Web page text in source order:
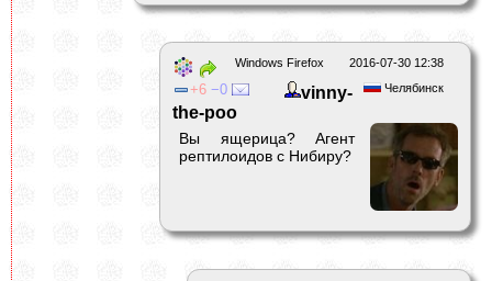
2016-07-30 12:38
Windows Firefox
Челябинск
6 0
vinny-
the-poo
Вы ящерица? Агент
рептилоидов с Нибиру?